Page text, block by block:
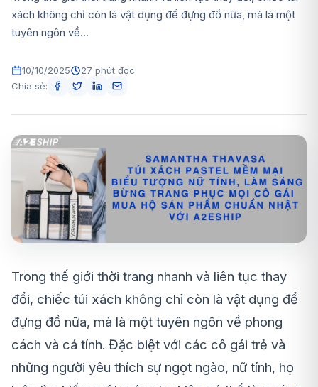
xách không chỉ còn là vật dụng để đựng đồ nữa, mà là một
tuyên ngôn về...
10/10/2025
27 phút đọc
Chia sẻ:
Trong thế giới thời trang nhanh và liên tục thay
đổi, chiếc túi xách không chỉ còn là vật dụng để
đựng đồ nữa, mà là một tuyên ngôn về phong
cách và cá tính. Đặc biệt với các cô gái trẻ và
những người yêu thích sự ngọt ngào, nữ tính, họ